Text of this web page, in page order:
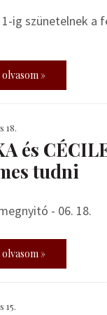
ig szünetelnek a
»
18.
és
tudni
- 06. 18.
»
15.